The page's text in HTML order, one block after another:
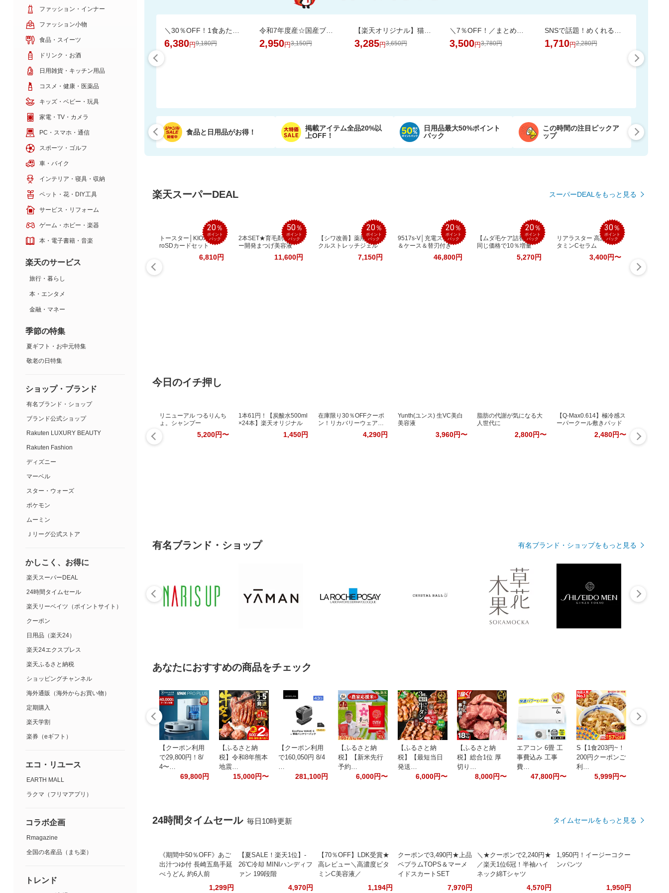
6,380円9,180円
令和7年度産☆国産ブレンド米5kgがお買い得！【楽天オリジナル】
2,950円3,150円
【楽天オリジナル】猫砂紙タイプ大容量＼約一か月548円／今だけお買い得セール！
3,285円3,650円 3,500円3,780円 1,710円2,280円
食品と日用品がお得！
掲載アイテム全品20%以
上OFF！
日用品最大50%ポイント
バック
この時間の注目ピックア
ップ
楽天スーパーDEAL スーパーDEALをもっと見る
20％
ポイント
バック
トースター│KIOXIA mic
roSDカードセット
6,810円
50％
ポイント
バック
2本SET★育毛剤メーカ
ー開発まつげ美容液
11,600円
20％
ポイント
バック
【シワ改善】薬用リン
クルストレッチジェル
7,150円
20％
ポイント
バック
9517s-V│充電スタンド
＆ケース＆替刃付き
46,800円
20％
ポイント
バック
【ムダ毛ケア詰替用】
同じ価格で10％増量
5,270円
30％
ポイント
バック
リアラスター 高濃度ビ
タミンCセラム
3,400円〜
今日のイチ押し
リニューアル つるりんち
ょ。シャンプー
5,200円〜
1本61円！【炭酸水500ml
×24本】楽天オリジナル
1,450円
在庫限り30％OFFクーポ
ン！リカバリーウェアRe
4,290円
Yunth(ユンス) 生VC美白
美容液
3,960円〜
脂肪の代謝が気になる大
人世代に
2,800円〜
【Q-Max0.614】極冷感ス
ーパークール敷きパッド
2,480円〜
有名ブランド・ショップ 有名ブランド・ショップをもっと見る
あなたにおすすめの商品をチェック
【クーポン利用
で29,800円！8/
4〜…
69,800円
【ふるさと納
税】令和8年熊本
地震…
15,000円〜
【クーポン利用
で160,050円 8/4
…
281,100円
【ふるさと納
税】【新米先行
予約…
6,000円〜
【ふるさと納
税】【最短当日
発送…
6,000円〜
【ふるさと納
税】総合1位 厚
切り…
8,000円〜
エアコン 6畳 工
事費込み 工事
費…
47,800円〜
S【1食203円~！
200円クーポンご
利…
5,999円〜
24時間タイムセール 毎日10時更新 タイムセールをもっと見る
《期間中50％OFF》あご
出汁つゆ付 長崎五島手延
べうどん 約6人前
1,299円
【夏SALE！楽天1位】‐
26℃冷却 MINIハンディフ
ァン 199段階
4,970円
【70％OFF】LDK受賞★
高レビュー＼高濃度ビタ
ミンC美容液／
1,194円
クーポンで3,490円★上品
ペプラムTOPS＆マーメ
イドスカートSET
7,970円
＼★クーポンで2,240円★
／楽天1位6冠！半袖ハイ
ネック綿Tシャツ
4,570円
1,950円！イージーコクー
ンパンツ
1,950円
ファッション・インナー
ファッション小物
食品・スイーツ
ドリンク・お酒
日用雑貨・キッチン用品
コスメ・健康・医薬品
キッズ・ベビー・玩具
家電・TV・カメラ
PC・スマホ・通信
スポーツ・ゴルフ
車・バイク
インテリア・寝具・収納
ペット・花・DIY工具
サービス・リフォーム
ゲーム・ホビー・楽器
本・電子書籍・音楽
楽天のサービス
旅行・暮らし
本・エンタメ
金融・マネー
季節の特集
夏ギフト・お中元特集
敬老の日特集
ショップ・ブランド
有名ブランド・ショップ
ブランド公式ショップ
Rakuten LUXURY BEAUTY
Rakuten Fashion
ディズニー
マーベル
スター・ウォーズ
ポケモン
ムーミン
Ｊリーグ公式ストア
かしこく、お得に
楽天スーパーDEAL
24時間タイムセール
楽天リーベイツ（ポイントサイト）
クーポン
日用品（楽天24）
楽天24エクスプレス
楽天ふるさと納税
ショッピングチャンネル
海外通販（海外からお買い物）
定期購入
楽天学割
楽券（eギフト）
エコ・リユース
EARTH MALL
ラクマ（フリマアプリ）
コラボ企画
Rmagazine
全国の名産品（まち楽）
トレンド